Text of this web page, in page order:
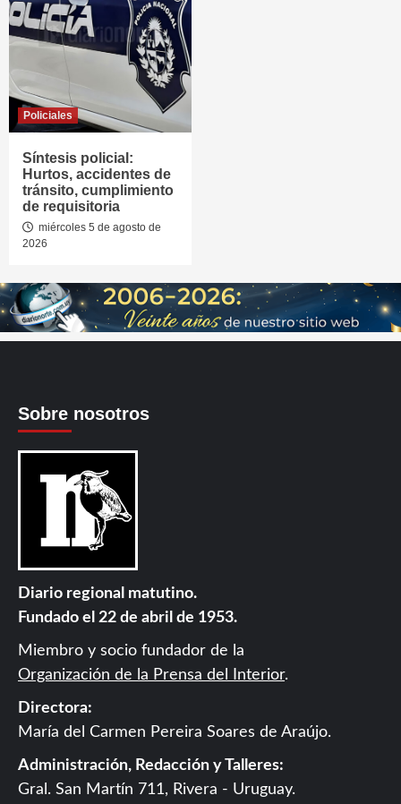
Policiales
Síntesis policial:
Hurtos, accidentes de
tránsito, cumplimiento
de requisitoria
miércoles 5 de agosto de
2026
Sobre nosotros
Diario regional matutino.
Fundado el 22 de abril de 1953.
Miembro y socio fundador de la
Organización de la Prensa del Interior.
Directora:
María del Carmen Pereira Soares de Araújo.
Administración, Redacción y Talleres:
Gral. San Martín 711, Rivera - Uruguay.